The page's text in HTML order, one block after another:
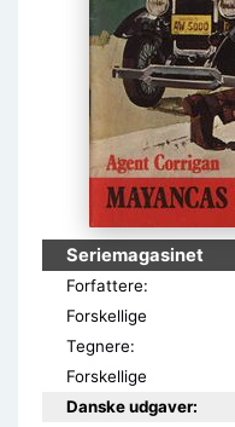
Seriemagasinet
Forfattere:
Forskellige
Tegnere:
Forskellige
Danske udgaver: